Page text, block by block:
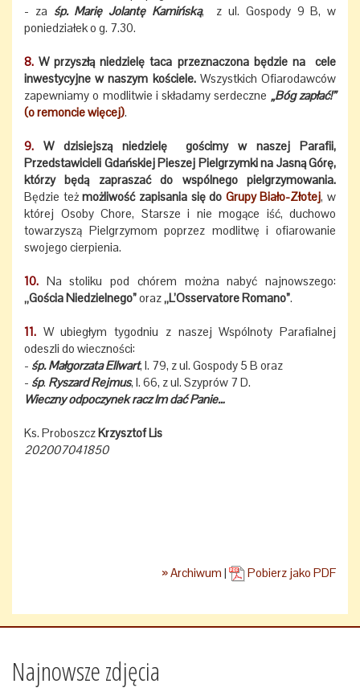
- za śp. Marię Jolantę Kamińską, z ul. Gospody 9 B, w
poniedziałek o g. 7.30.
8. W przyszłą niedzielę taca przeznaczona będzie na cele
inwestycyjne w naszym kościele.Wszystkich Ofiarodawców
zapewniamy o modlitwie i składamy serdeczne „Bóg zapłać!”
(o remoncie więcej).
9.
W dzisiejszą niedzielę gościmy w naszej Parafii,
Przedstawicieli Gdańskiej Pieszej Pielgrzymki na Jasną Górę,
którzy będą zapraszać do wspólnego pielgrzymowania.
Będzie teżmożliwość zapisania się do Grupy Biało-Złotej, w
której Osoby Chore, Starsze i nie mogące iść, duchowo
towarzyszą Pielgrzymom poprzez modlitwę i ofiarowanie
swojego cierpienia.
10. Na stoliku pod chórem można nabyć najnowszego:
„Gościa Niedzielnego”oraz„L’Osservatore Romano”.
11. W ubiegłym tygodniu z naszej Wspólnoty Parafialnej
odeszli do wieczności:
- śp. Małgorzata Ellwart, l. 79, z ul. Gospody 5 B oraz
- śp. Ryszard Rejmus, l. 66, z ul. Szyprów 7 D.
Wieczny odpoczynek racz Im dać Panie…
Ks. Proboszcz Krzysztof Lis
202007041850
» Archiwum | Pobierz jako PDF
Najnowsze zdjęcia